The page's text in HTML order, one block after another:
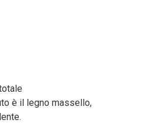
è il legno massello,